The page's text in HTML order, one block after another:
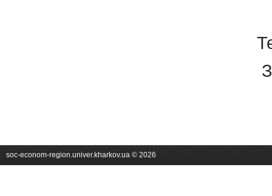
soc-econom-region.univer.kharkov.ua © 2026